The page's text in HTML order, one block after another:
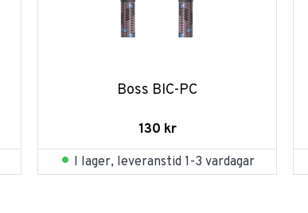
Boss BIC-PC
130 kr
I lager, leveranstid 1-3 vardagar